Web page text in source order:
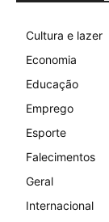
Cultura e lazer
Economia
Educação
Emprego
Esporte
Falecimentos
Geral
Internacional